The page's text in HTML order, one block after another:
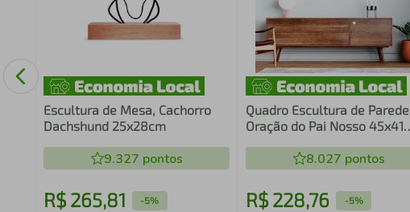
Escultura de Mesa, Cachorro
Dachshund 25x28cm
9.327 pontos
R$ 265,81 -5%
Quadro Escultura de Parede
Oração do Pai Nosso 45x41
8.027 pontos
R$ 228,76 -5%